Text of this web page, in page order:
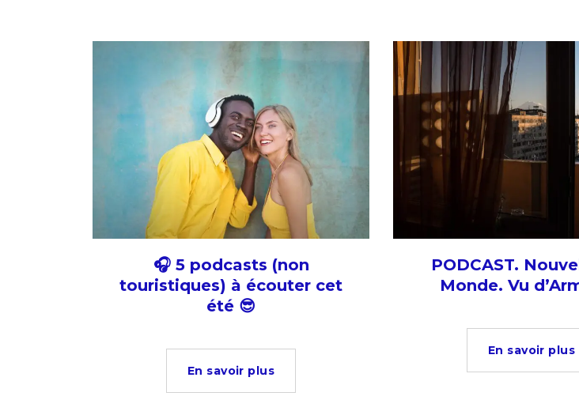
🎧 5 podcasts (non
touristiques) à écouter cet
été 😎
En savoir plus
PODCAST.
Monde. Vu
En savoir plus